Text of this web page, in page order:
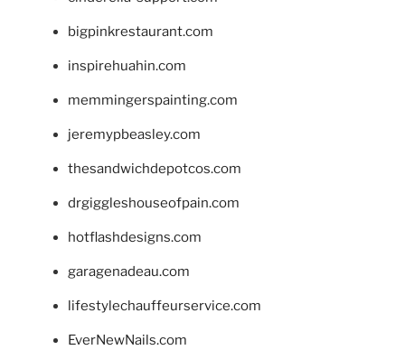
bigpinkrestaurant.com
inspirehuahin.com
memmingerspainting.com
jeremypbeasley.com
thesandwichdepotcos.com
drgiggleshouseofpain.com
hotflashdesigns.com
garagenadeau.com
lifestylechauffeurservice.com
EverNewNails.com